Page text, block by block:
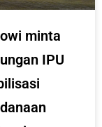
minta
IPU